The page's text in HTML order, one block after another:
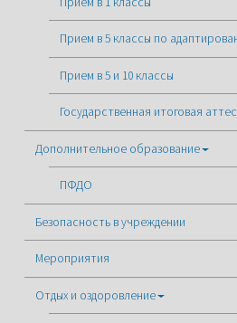
Прием в 5 классы по
Прием в 5 и 10 классы
Государственная итоговая
Дополнительное образование
ПФДО
Безопасность в учреждении
Мероприятия
Отдых и оздоровление